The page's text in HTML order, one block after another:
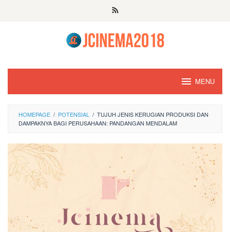
MENU
HOMEPAGE / POTENSIAL / TUJUH JENIS KERUGIAN PRODUKSI DAN
DAMPAKNYA BAGI PERUSAHAAN: PANDANGAN MENDALAM